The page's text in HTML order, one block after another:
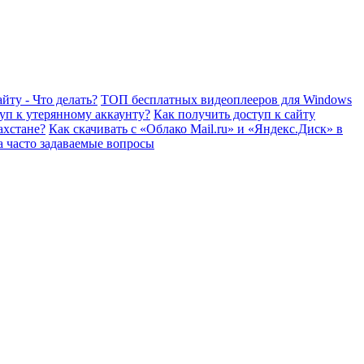
- Что делать? ТОП бесплатных видеоплееров для Windows
к утерянному аккаунту? Как получить доступ к сайту
Как скачивать с «Облако Mail.ru» и «Яндекс.Диск» в
задаваемые вопросы